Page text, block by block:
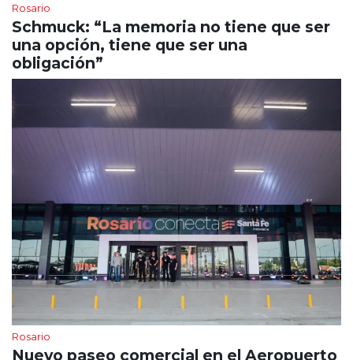
Rosario
Schmuck: “La memoria no tiene que ser
una opción, tiene que ser una
obligación”
Rosario
Nuevo paseo comercial en el Aeropuerto